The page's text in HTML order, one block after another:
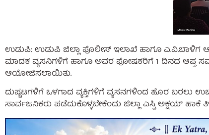
ಉಡುಪಿ: ಉಡುಪಿ ಜಿಲ್ಲಾ ಪೊಲೀಸ್ ಇಲಾಖೆ ಹಾಗೂ ಎ.ವಿ.ಬಾಳಿಗ
ಮಾದಕ ವ್ಯಸನಿಗಳಿಗೆ ಹಾಗೂ ಅವರ ಪೋಷಕರಿಗೆ 1 ದಿನದ ಆಪ್ತ
ಆಯೋಜಿಸಲಾಯಿತು.
ದುಷ್ಚಟಗಳಿಗೆ ಒಳಗಾದ ವ್ಯಕ್ತಿಗಳಿಗೆ ವ್ಯಸನಗಳಿಂದ ಹೊರ ಬರಲು
ಸಾರ್ವಜನಿಕರು ಪಡೆದುಕೊಳ್ಳಬೇಕೆಂದು ಜಿಲ್ಲಾ ಎಸ್ಪಿ ಅಕ್ಷಯ್ ಹಾಕೆ